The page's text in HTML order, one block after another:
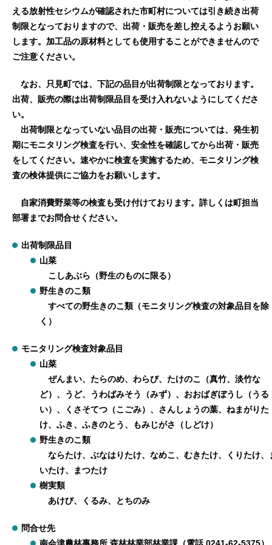
える放射性セシウムが確認された市町村については引き続き出荷
制限となっておりますので、出荷・販売を差し控えるようお願い
します。加工品の原材料としても使用することができませんので
ご注意ください。
なお、只見町では、下記の品目が出荷制限となっております。
出荷、販売の際は出荷制限品目を受け入れないようにしてくださ
い。
出荷制限となっていない品目の出荷・販売については、発生初
期にモニタリング検査を行い、安全性を確認してから出荷・販売
をしてください。速やかに検査を実施するため、モニタリング検
査の検体提供にご協力をお願いします。
自家消費野菜等の検査も受け付けております。詳しくは町担当
部署までお問合せください。
出荷制限品目
山菜
こしあぶら（野生のものに限る）
野生きのこ類
すべての野生きのこ類（モニタリング検査の対象品目を除
く）
モニタリング検査対象品目
山菜
ぜんまい、たらのめ、わらび、たけのこ（真竹、淡竹な
ど）、うど、うわばみそう（みず）、おおばぎぼうし（うる
い）、くさそてつ（こごみ）、さんしょうの葉、ねまがりた
け、ふき、ふきのとう、もみじがさ（しどけ）
野生きのこ類
ならたけ、ぶなはりたけ、なめこ、むきたけ、くりたけ、
いたけ、まつたけ
樹実類
あけび、くるみ、とちのみ
問合せ先
南会津農林事務所 森林林業部林業課（電話 0241-62-5375）